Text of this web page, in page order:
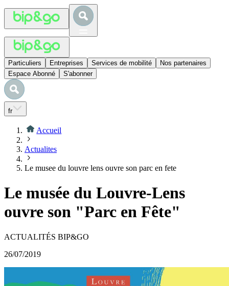
Particuliers Entreprises Services de mobilité
Nos partenaires
Espace Abonné
S'abonner
fr
Accueil
Actualites
Le musee du louvre lens ouvre son parc en fete
Le musée du Louvre-Lens
ouvre son "Parc en Fête"
ACTUALITÉS BIP&GO
26/07/2019